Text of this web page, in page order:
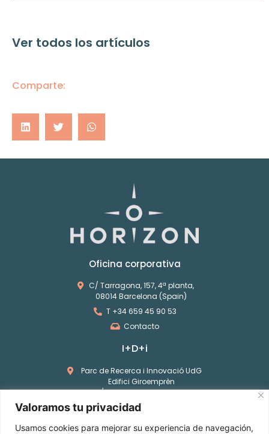
Valoramos tu privacidad
Usamos cookies para mejorar su experiencia de navegación,
Ver todos los artículos
Comparte:
Oficina corporativa
C/ Tarragona, 157, 4ª planta,
08014 Barcelona (Spain)
T +34 659 45 90 53
Contacto
I+D+i
Parc de Recerca i Innovació UdG
Edifici Giroemprèn
C/ Pic de Peguera 11, A005
17003 Girona (Spain)